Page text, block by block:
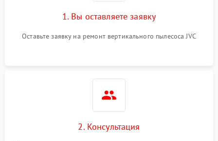
защиты от перегрева
Поломка системы
1500 ₽
1000 ₽
1. Вы оставляете заявку
Оставьте заявку на ремонт вертикального пылесоса JVC
2. Консультация